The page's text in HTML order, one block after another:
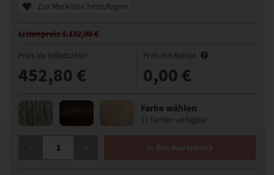
Zur Merkliste hinzufügen
Listenpreis 1.132,00 €
Preis als Selbstzahler
452,80 €
Preis mit Rezept
0,00 €
Farbe wählen
11 Farben verfügbar
In den Warenkorb